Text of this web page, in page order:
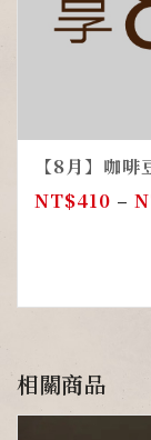
【8月】咖
NT$410 –
相關商品